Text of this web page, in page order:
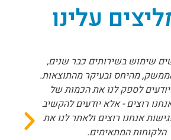
עלינו
שימוש בשירותים כבר שנים,
מהיחס ובעיקר מהתוצאות.
לספק לנו את הכמות של
רוצים - אלא יודעים להקשיב
אנחנו רוצים ולאתר לנו את
הלקוחות המתאימים.